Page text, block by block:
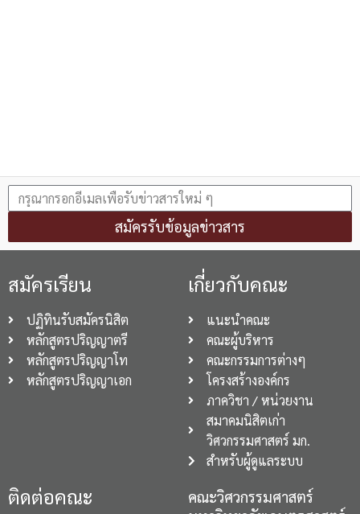
สมัครรับข้อมูลข่าวสาร
สมัครเรียน
ปฏิทินรับสมัครนิสิต
หลักสูตรปริญญาตรี
หลักสูตรปริญญาโท
หลักสูตรปริญญาเอก
เกี่ยวกับคณะ
แนะนำคณะ
คณะผู้บริหาร
คณะกรรมการต่างๆ
โครงสร้างองค์กร
ภาควิชา / หน่วยงาน
สมาคมนิสิตเก่า
วิศวกรรมศาสตร์ มก.
สำหรับผู้ดูแลระบบ
ติดต่อคณะ
คณะวิศวกรรมศาสตร์